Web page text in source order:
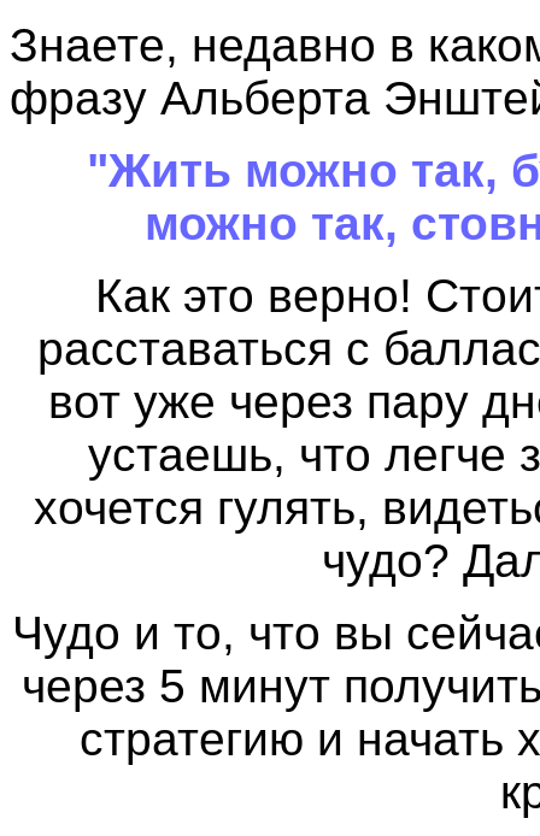
Знаете, недавно в
фразу Альберта
"Жить можно так,
можно так,
Как это верно!
расставаться с
вот уже через пару
устаешь, что легче
хочется гулять,
чудо?
​​​​​​Чудо и то, что вы
через 5 минут
стратегию и начать